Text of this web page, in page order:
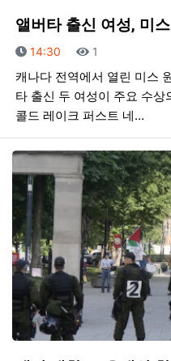
앨버타 출신 여성, 미
등록일
14:30 조회
1
캐나다 전역에서 열린 미스
타 출신 두 여성이 주요 수
콜드 레이크 퍼스트 네…